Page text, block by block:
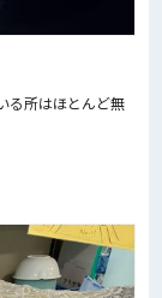
る所はほとんど無